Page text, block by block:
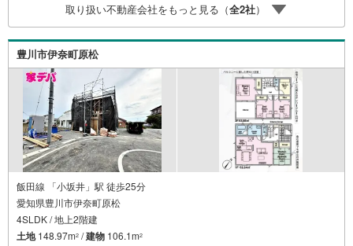
ってご来場ください。・営業時間 午前9時00分～午後6時30
分 （定休日:水曜日）この時間帯はお電話でのお問い合わせ
がスムーズにご案内できます。右下の電話ボタンをタッ
チ！もしくはお気軽にお電話ください。
取り扱い不動産会社をもっと見る（全2社）
豊川市伊奈町原松
飯田線 「小坂井」駅 徒歩25分
愛知県豊川市伊奈町原松
4SLDK / 地上2階建
土地148.97m2 /建物 106.1m2